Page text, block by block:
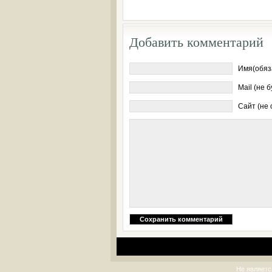
Добавить комментарий
Mail (не
Сайт (не
Не